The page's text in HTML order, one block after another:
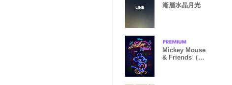
漸層水晶月光
Mickey Mouse
& Friends（霓